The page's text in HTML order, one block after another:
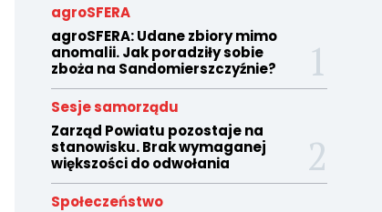
agroSFERA
agroSFERA: Udane zbiory mimo
anomalii. Jak poradziły sobie
zboża na Sandomierszczyźnie?
Sesje samorządu
Zarząd Powiatu pozostaje na
stanowisku. Brak wymaganej
większości do odwołania
Społeczeństwo